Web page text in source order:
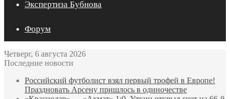
Экспертиза Бубнова
Форум
Четверг, 6 августа 2026
Последние новости
Российский футболист взял первый трофей в Европе!
Праздновать Арсену пришлось в одиночестве